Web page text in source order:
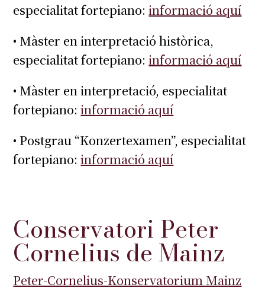
especialitat fortepiano:informació aquí
• Màster en interpretació històrica,
especialitat fortepiano:informació aquí
• Màster en interpretació, especialitat
fortepiano:informació aquí
• Postgrau “Konzertexamen”, especialitat
fortepiano:informació aquí
Conservatori Peter
Cornelius de Mainz
Peter-Cornelius-Konservatorium Mainz